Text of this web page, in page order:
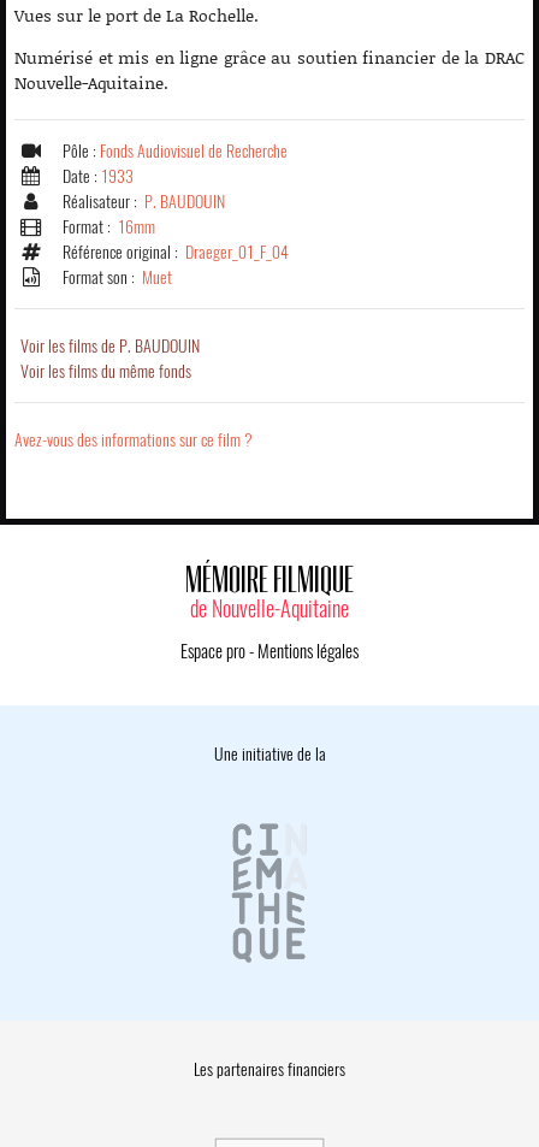
Vues sur le port de La Rochelle.
Numérisé et mis en ligne grâce au soutien financier de la DRAC
Nouvelle-Aquitaine.
Pôle : Fonds Audiovisuel de Recherche
Date : 1933
Réalisateur : P. BAUDOUIN
Format : 16mm
Référence original : Draeger_01_F_04
Format son : Muet
Voir les films de P. BAUDOUIN
Voir les films du même fonds
Avez-vous des informations sur ce film ?
MÉMOIRE FILMIQUE
de Nouvelle-Aquitaine
Espace pro- Mentions légales
Une initiative de la
Les partenaires financiers